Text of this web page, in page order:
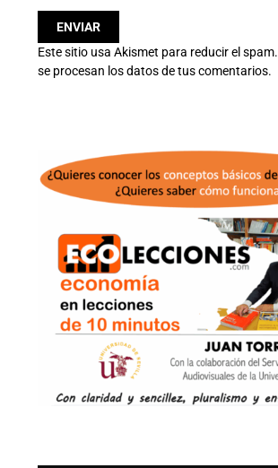
Este sitio usa Akismet para reducir el spam.
se procesan los datos de tus comentarios.